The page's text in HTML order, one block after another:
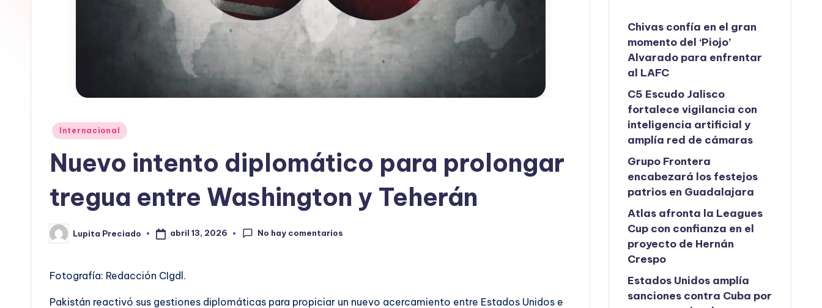
mPublicado
Internacional
Nuevo intento diplomático para prolongar
tregua entre Washington y Teherán
Publicado
por
Lupita Preciado abril 13, 2026 No hay comentarios
Fotografía: Redacción CIgdl.
Pakistán reactivó sus gestiones diplomáticas para propiciar un nuevo acercamiento entre Estados Unidos e
Chivas confía en el gran
momento del ‘Piojo’
Alvarado para enfrentar
al LAFC
C5 Escudo Jalisco
fortalece vigilancia con
inteligencia artificial y
amplía red de cámaras
Grupo Frontera
encabezará los festejos
patrios en Guadalajara
Atlas afronta la Leagues
Cup con confianza en el
proyecto de Hernán
Crespo
Estados Unidos amplía
sanciones contra Cuba por